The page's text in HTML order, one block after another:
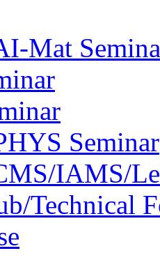
Mat
Seminar
IAMS/
Technical